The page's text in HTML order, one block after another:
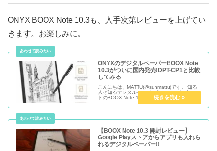
ONYX BOOX Note 10.3も、入手次第レビューを上げてい
きます。お楽しみに。
ONYXのデジタルペーパーBOOX Note
10.3がついに国内発売!DPT-CP1と比較
してみる
こんにちは、MATTU(@sunmattu)です。 知る
人ぞ知るデジタルペーパー兼Androidタブレッ
トのBOOX Note 10.3が、国内発売されること
が発表されました。 5月前半にAmazonなどで
発売されます。 今までのBOOXシ...
【BOOX Note 10.3 開封レビュー】
Google Playストアからアプリも入れら
れるデジタルペーパー!!